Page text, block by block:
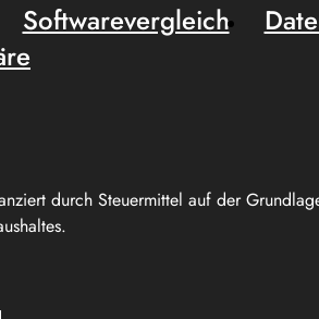
durch Steuermittel auf der
Softwarevergleich